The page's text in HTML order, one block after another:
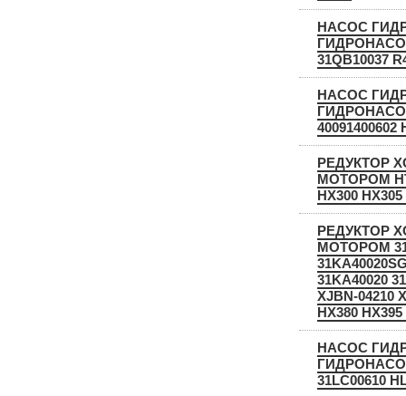
НАСОС
31QB10037
НАСОС
40091400602
РЕДУКТОР
МОТОРОМ
HX300
РЕДУКТОР
МОТОРОМ
31KA40020
XJBN-04210
HX380
НАСОС
31LC00610